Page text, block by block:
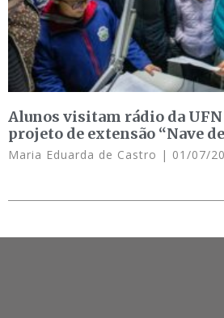
Alunos visitam rádio da UFN
projeto de extensão “Nave
Maria Eduarda de Castro 01/07/